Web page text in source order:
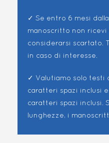
✓ Se entro 6 mesi
manoscritto non ricevi
considerarsi scartato.
in caso di interesse.
✓ Valutiamo solo testi
caratteri spazi inclusi
caratteri spazi inclusi.
lunghezze, i